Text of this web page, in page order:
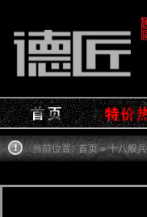
当前位置: 首页» 十八般